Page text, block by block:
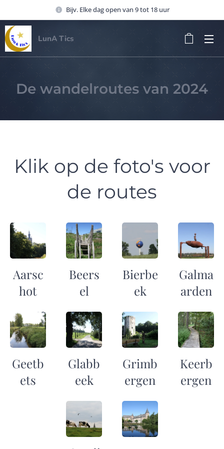
Bijv. Elke dag open van 9 tot 18 uur
LunA Tics
De wandelroutes van 2024
Klik op de foto's voor
de routes
Aarsc
hot
Beers
el
Bierbe
ek
Galma
arden
Geetb
ets
Glabb
eek
Grimb
ergen
Keerb
ergen